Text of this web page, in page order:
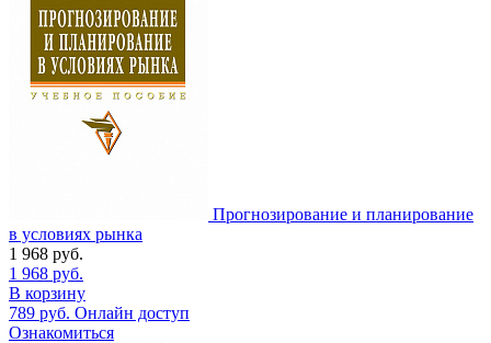
Прогнозирование и планирование
в условиях рынка
1 968 руб.
1 968 руб.
В корзину
789 руб. Онлайн доступ
Ознакомиться